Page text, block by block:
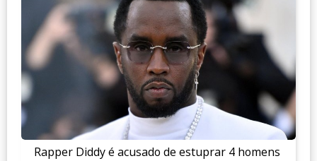
Rapper Diddy é acusado de estuprar 4 homens